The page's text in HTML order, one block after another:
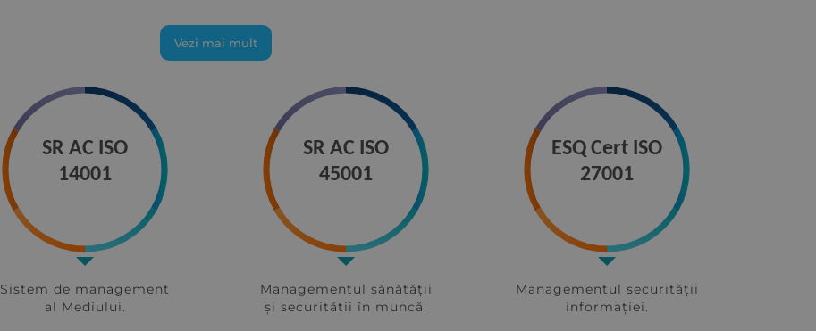
Vezi mai mult
SR AC ISO
14001
Sistem de management
al Mediului.
SR AC ISO
45001
Managementul sănătății
și securității în muncă.
ESQ Cert ISO
27001
Managementul securității
informației.